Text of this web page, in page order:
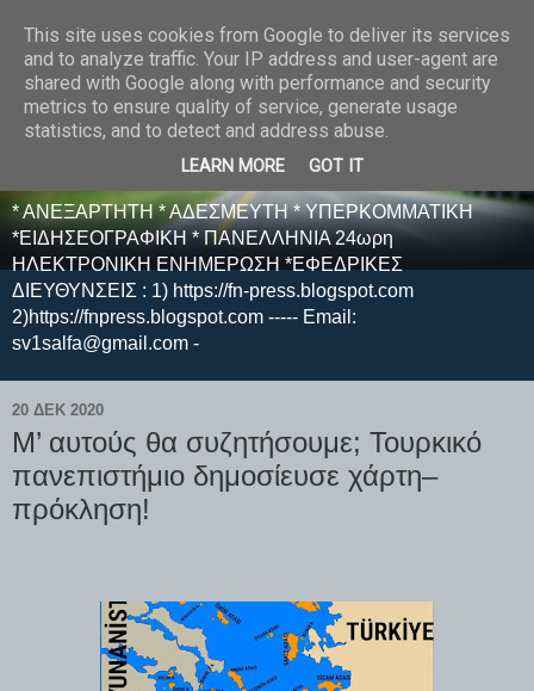
E F E N P R E S S -
ΗΛΕΚΤΡΟΝΙΚΗ
ΕΦΗΜΕΡΙΔΑ
* ΑΝΕΞΑΡΤΗΤΗ * ΑΔΕΣΜΕΥΤΗ * ΥΠΕΡΚΟΜΜΑΤΙΚΗ
*ΕΙΔΗΣΕΟΓΡΑΦΙΚΗ * ΠΑΝΕΛΛΗΝΙΑ 24ωρη
ΗΛΕΚΤΡΟΝΙΚΗ ΕΝΗΜΕΡΩΣΗ *ΕΦΕΔΡΙΚΕΣ
ΔΙΕΥΘΥΝΣΕΙΣ : 1) https://fn-press.blogspot.com
2)https://fnpress.blogspot.com ----- Email:
sv1salfa@gmail.com -
20 ΔΕΚ 2020
Μ’ αυτούς θα συζητήσουμε; Τουρκικό
πανεπιστήμιο δημοσίευσε χάρτη–
πρόκληση!
This site uses cookies from Google to deliver its services
and to analyze traffic. Your IP address and user-agent are
shared with Google along with performance and security
metrics to ensure quality of service, generate usage
statistics, and to detect and address abuse.
LEARN MORE GOT IT